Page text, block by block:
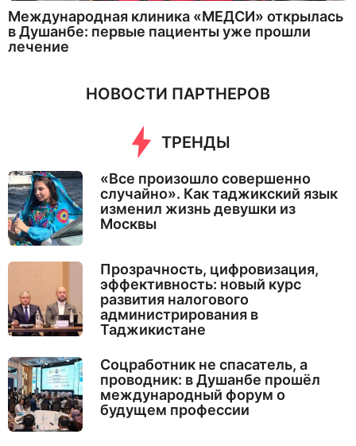
Международная клиника «МЕДСИ» открылась
в Душанбе: первые пациенты уже прошли
лечение
НОВОСТИ ПАРТНЕРОВ
ТРЕНДЫ
«Все произошло совершенно
случайно». Как таджикский язык
изменил жизнь девушки из
Москвы
Прозрачность, цифровизация,
эффективность: новый курс
развития налогового
администрирования в
Таджикистане
Соцработник не спасатель, а
проводник: в Душанбе прошёл
международный форум о
будущем профессии